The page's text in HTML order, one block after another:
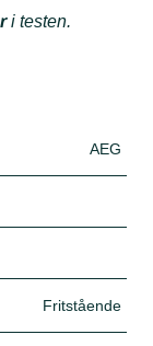
i testen.
AEG
Fritstående